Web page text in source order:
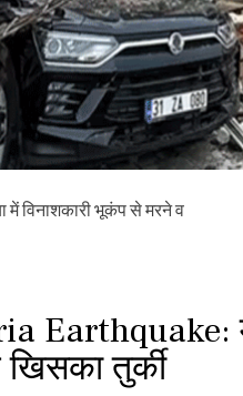
में विनाशकारी भूकंप से मरने व
Earthquake:
तुर्की